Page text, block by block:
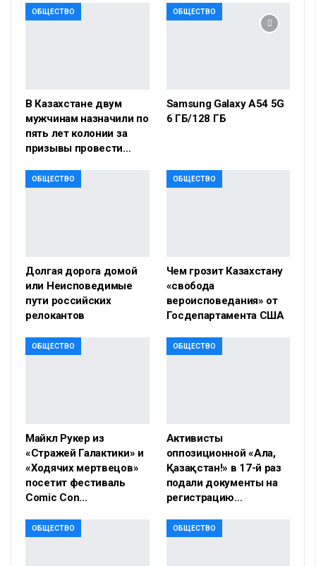
ОБЩЕСТВО
В Казахстане двум
мужчинам назначили по
пять лет колонии за
призывы провести…
ОБЩЕСТВО
Samsung Galaxy A54 5G
6 ГБ/128 ГБ
ОБЩЕСТВО
Долгая дорога домой
или Неисповедимые
пути российских
релокантов
ОБЩЕСТВО
Чем грозит Казахстану
«свобода
вероисповедания» от
Госдепартамента США
ОБЩЕСТВО
Майкл Рукер из
«Стражей Галактики» и
«Ходячих мертвецов»
посетит фестиваль
Comic Con…
ОБЩЕСТВО
Активисты
оппозиционной «Алға,
Қазақстан!» в 17-й раз
подали документы на
регистрацию…
ОБЩЕСТВО ОБЩЕСТВО